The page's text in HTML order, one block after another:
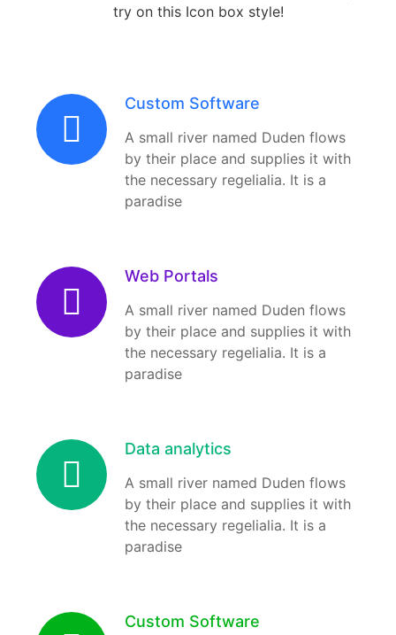
try on this Icon box style!
Custom Software
A small river named Duden flows
by their place and supplies it with
the necessary regelialia. It is a
paradise
Web Portals
A small river named Duden flows
by their place and supplies it with
the necessary regelialia. It is a
paradise
Data analytics
A small river named Duden flows
by their place and supplies it with
the necessary regelialia. It is a
paradise
Custom Software